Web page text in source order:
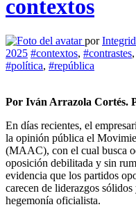
contextos
por
2025 #contextos, #contrastes,
#política, #república
Por Iván Arrazola Cortés.
En días recientes, el
la opinión pública el
(MAAC), con el cual busca
oposición debilitada y sin
evidencia que los partidos
carecen de liderazgos
hegemonía oficialista.